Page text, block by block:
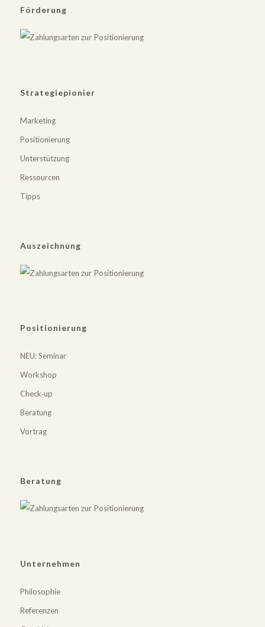
Förderung
Strategiepionier
Marketing
Positionierung
Unterstützung
Ressourcen
Tipps
Auszeichnung
Positionierung
NEU: Seminar
Workshop
Check‐up
Beratung
Vortrag
Beratung
Unternehmen
Philosophie
Referenzen